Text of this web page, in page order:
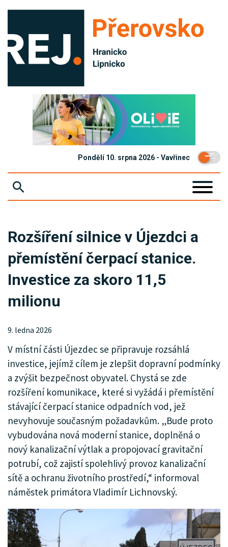
Pondělí 10. srpna 2026 - Vavřinec
KRIMI
SPORT
KULTURA
SPOLEČNOST
INZERCE
Rozšíření silnice v Újezdci a
přemístění čerpací stanice.
Investice za skoro 11,5
milionu
9. ledna 2026
V místní části Újezdec se připravuje rozsáhlá
investice, jejímž cílem je zlepšit dopravní podmínky
a zvýšit bezpečnost obyvatel. Chystá se zde
rozšíření komunikace, které si vyžádá i přemístění
stávající čerpací stanice odpadních vod, jež
nevyhovuje současným požadavkům. „Bude proto
vybudována nová moderní stanice, doplněná o
nový kanalizační výtlak a propojovací gravitační
potrubí, což zajistí spolehlivý provoz kanalizační
sítě a ochranu životního prostředí,“ informoval
náměstek primátora Vladimír Lichnovský.